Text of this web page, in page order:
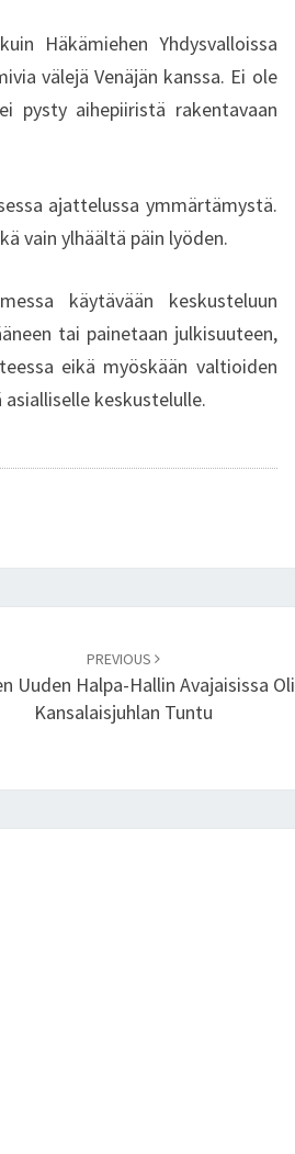
Häkämiehen Yhdysvalloissa
välejä Venäjän kanssa. Ei ole
pysty aihepiiristä rakentavaan
ajattelussa ymmärtämystä.
vain ylhäältä päin lyöden.
käytävään keskusteluun
tai painetaan julkisuuteen,
eikä myöskään valtioiden
keskustelulle.
PREVIOUS
Uuden Halpa-Hallin Avajaisissa Oli
Kansalaisjuhlan Tuntu